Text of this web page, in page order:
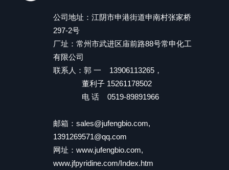
公司地址：江阴市申港街道申南村张家桥
297-2号
厂址：常州市武进区庙前路88号常申化工
有限公司
联系人：郭 一 13906113265，
董利子 15261178502
电 话 0519-89891966
邮箱： sales@jufengbio.com,
1391269571@qq.com
网址： www.jufengbio.com,
www.jfpyridine.com/Index.htm